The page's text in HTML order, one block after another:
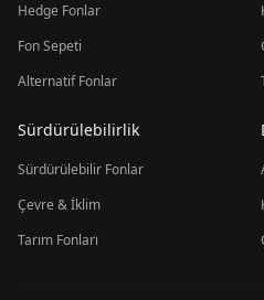
Hedge Fonlar
Fon Sepeti
Alternatif Fonlar
Sürdürülebilirlik
Sürdürülebilir Fonlar
Çevre & İklim
Tarım Fonları